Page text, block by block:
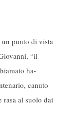
un punto di vista
“il
ha-
canuto
rasa al suolo dai